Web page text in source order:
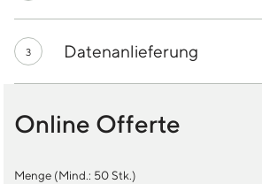
3 Datenanlieferung
Online Offerte
Menge (Mind.: 50Stk.)